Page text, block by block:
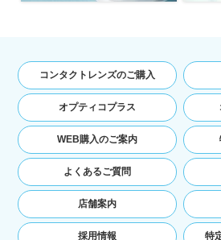
コンタクトレンズのご購入
オプティコプラス
WEB購入のご案内
よくあるご質問
店舗案内
採用情報 特